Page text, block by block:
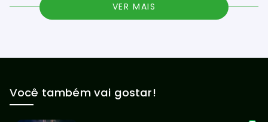
VER MAIS
Você também vai gostar!